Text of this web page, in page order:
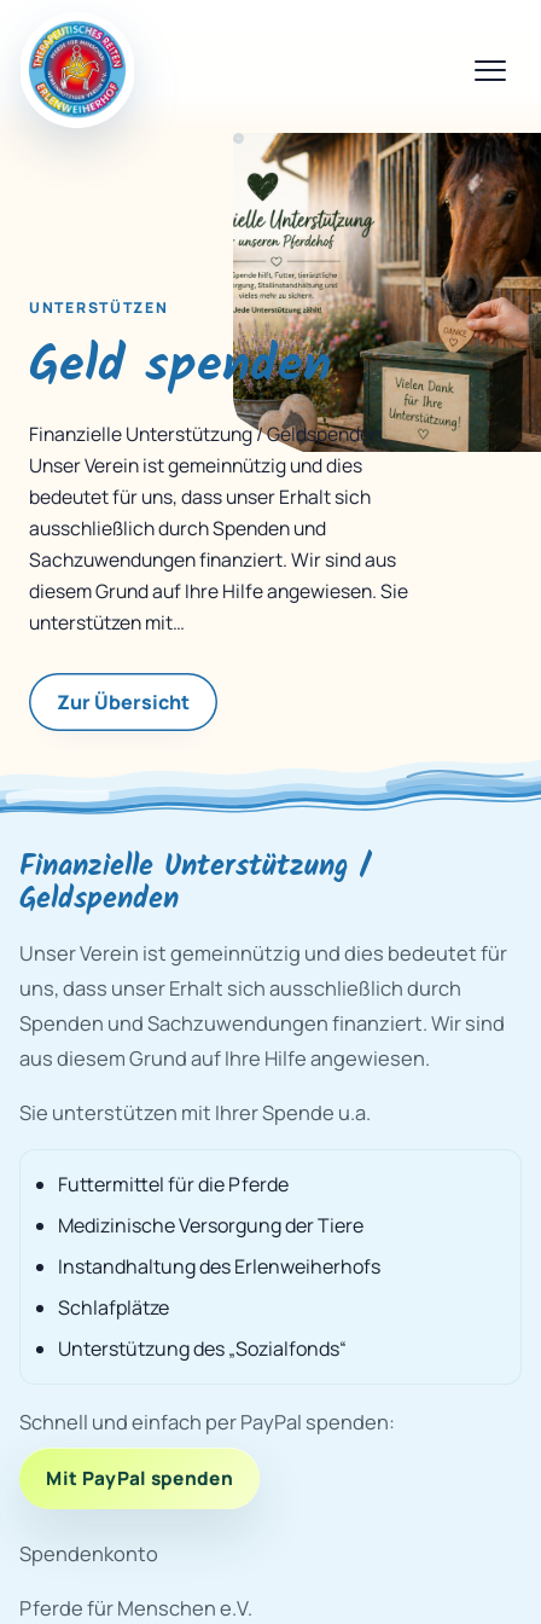
UNTERSTÜTZEN
Geld spenden
Finanzielle Unterstützung / Geldspenden
Unser Verein ist gemeinnützig und dies
bedeutet für uns, dass unser Erhalt sich
ausschließlich durch Spenden und
Sachzuwendungen finanziert. Wir sind aus
diesem Grund auf Ihre Hilfe angewiesen. Sie
unterstützen mit…
Zur Übersicht
Finanzielle Unterstützung /
Geldspenden
Unser Verein ist gemeinnützig und dies bedeutet für
uns, dass unser Erhalt sich ausschließlich durch
Spenden und Sachzuwendungen finanziert. Wir sind
aus diesem Grund auf Ihre Hilfe angewiesen.
Sie unterstützen mit Ihrer Spende u.a.
Futtermittel für die Pferde
Medizinische Versorgung der Tiere
Instandhaltung des Erlenweiherhofs
Schlafplätze
Unterstützung des „Sozialfonds“
Schnell und einfach per PayPal spenden:
Mit PayPal spenden
Spendenkonto
Pferde für Menschen e.V.